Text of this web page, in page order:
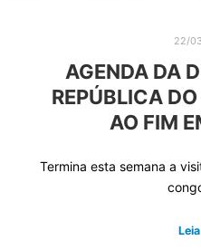
22/
AGENDA DA
REPÚBLICA
AO FIM
Termina esta semana a